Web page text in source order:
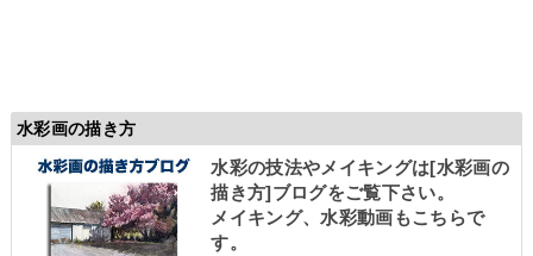
水彩画の描き方
水彩の技法やメイキングは[水彩画の
描き方]ブログをご覧下さい。
メイキング、水彩動画もこちらで
す。